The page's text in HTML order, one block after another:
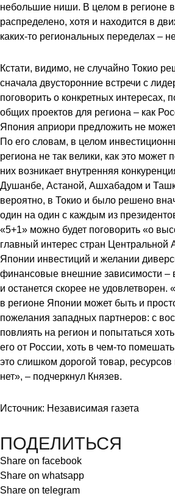
небольшие ниши. В целом в регионе
распределено, хотя и находится в
каких-то региональных переделах –
Кстати, видимо, не случайно Токио
сначала двусторонние встречи с
поговорить о конкретных интересах,
общих проектов для региона – как
Япония априори предложить не
По его словам, в целом
региона не так велики, как это может
них возникает внутренняя
Душанбе, Астаной, Ашхабадом и
вероятно, в Токио и было решено
один на один с каждым из
«5+1» можно будет поговорить «о
главный интерес стран Центральной
Японии инвестиций и желании
финансовые внешние зависимости –
и останется скорее не удовлетворен.
в регионе Японии может быть и
пожелания западных партнеров: с
повлиять на регион и попытаться
его от России, хоть в чем-то
это слишком дорогой товар,
нет», – подчеркнул Князев.
Источник: Независимая газета
ПОДЕЛИТЬСЯ
Share on facebook
Share on whatsapp
Share on telegram